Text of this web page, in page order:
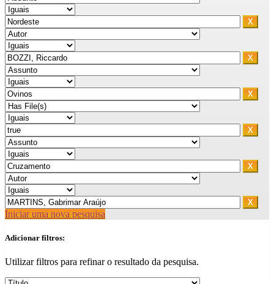
Iniciar uma nova pesquisa
Adicionar filtros:
Utilizar filtros para refinar o resultado da pesquisa.